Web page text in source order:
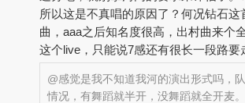
所以这是不真唱的原因了？何况钻石这
曲，aaa之后知名度很高，出村曲来个
这个live，只能说7感还有很长一段路要
@感觉是我不知道我河的演出形式吗，
情况，有舞蹈就半开，没舞蹈就全开麦。